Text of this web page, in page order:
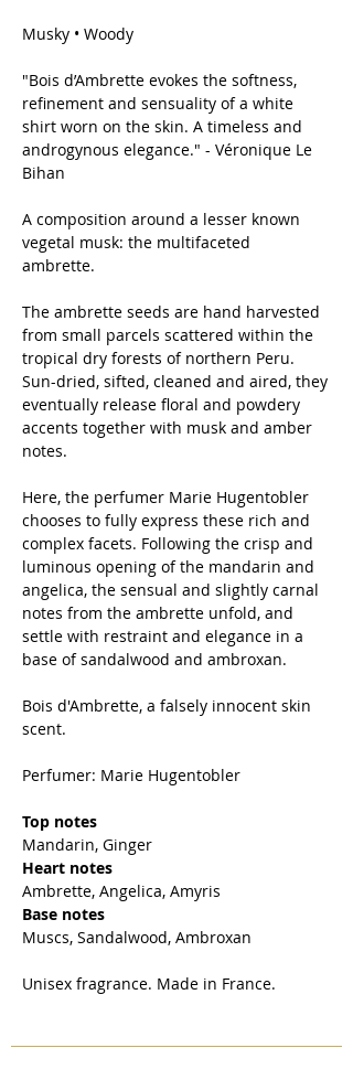
Musky • Woody
"Bois d’Ambrette evokes the softness,
refinement and sensuality of a white
shirt worn on the skin. A timeless and
androgynous elegance." - Véronique Le
Bihan
A composition around a lesser known
vegetal musk: the multifaceted
ambrette.
The ambrette seeds are hand harvested
from small parcels scattered within the
tropical dry forests of northern Peru.
Sun-dried, sifted, cleaned and aired, they
eventually release floral and powdery
accents together with musk and amber
notes.
Here, the perfumer Marie Hugentobler
chooses to fully express these rich and
complex facets. Following the crisp and
luminous opening of the mandarin and
angelica, the sensual and slightly carnal
notes from the ambrette unfold, and
settle with restraint and elegance in a
base of sandalwood and ambroxan.
Bois d'Ambrette, a falsely innocent skin
scent.
Perfumer: Marie Hugentobler
Top notes
Mandarin, Ginger
Heart notes
Ambrette, Angelica, Amyris
Base notes
Muscs, Sandalwood, Ambroxan
Unisex fragrance. Made in France.